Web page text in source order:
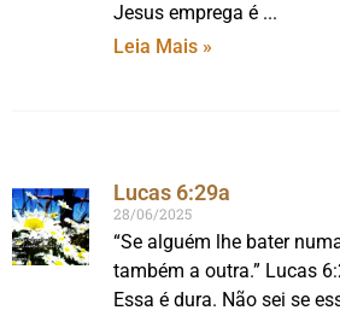
Jesus emprega é
Leia Mais »
Lucas 6:29a
28/06/2025
“Se alguém lhe bater
também a outra.” Lucas
Essa é dura. Não sei se